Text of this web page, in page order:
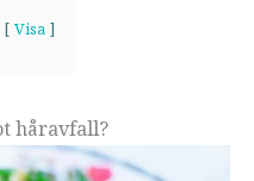
Visa
håravfall?